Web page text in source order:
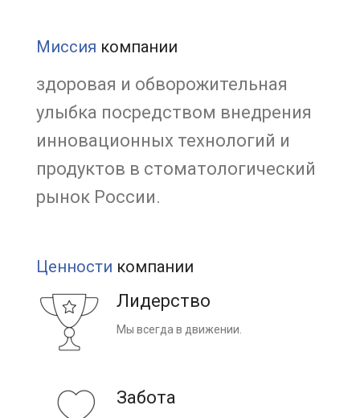
Миссия компании
здоровая и обворожительная
улыбка посредством внедрения
инновационных технологий и
продуктов в стоматологический
рынок России.
Ценности компании
Лидерство
Мы всегда в движении.
Забота